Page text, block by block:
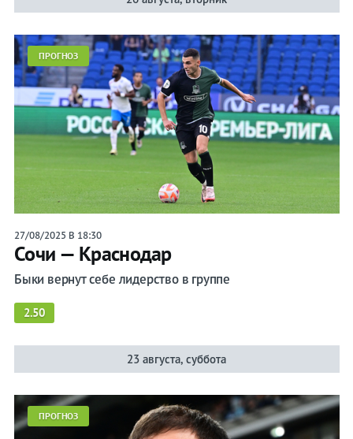
ПРОГНОЗ
27/08/2025 В 18:30
Сочи — Краснодар
Быки вернут себе лидерство в группе
2.50
23 августа, суббота
ПРОГНОЗ